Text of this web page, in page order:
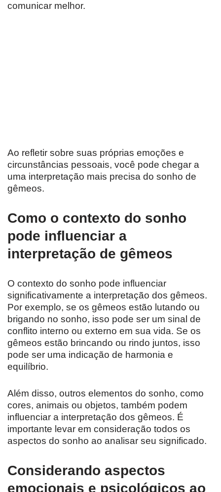
comunicar melhor.
Ao refletir sobre suas próprias emoções e
circunstâncias pessoais, você pode chegar a
uma interpretação mais precisa do sonho de
gêmeos.
Como o contexto do sonho
pode influenciar a
interpretação de gêmeos
O contexto do sonho pode influenciar
significativamente a interpretação dos gêmeos.
Por exemplo, se os gêmeos estão lutando ou
brigando no sonho, isso pode ser um sinal de
conflito interno ou externo em sua vida. Se os
gêmeos estão brincando ou rindo juntos, isso
pode ser uma indicação de harmonia e
equilíbrio.
Além disso, outros elementos do sonho, como
cores, animais ou objetos, também podem
influenciar a interpretação dos gêmeos. É
importante levar em consideração todos os
aspectos do sonho ao analisar seu significado.
Considerando aspectos
emocionais e psicológicos ao